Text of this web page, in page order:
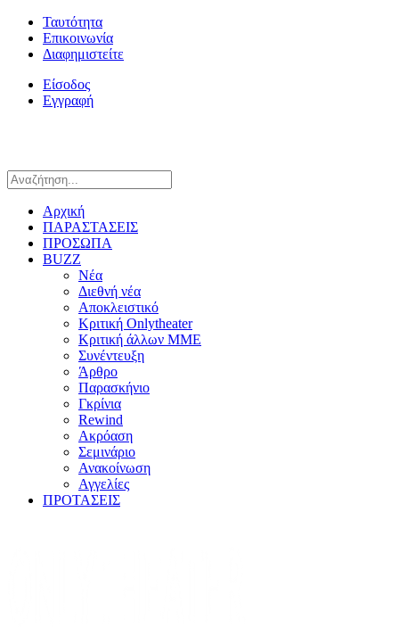
Ταυτότητα
Επικοινωνία
Διαφημιστείτε
Είσοδος
Εγγραφή
Αρχική
ΠΑΡΑΣΤΑΣΕΙΣ
ΠΡΟΣΩΠΑ
BUZZ
Νέα
Διεθνή νέα
Αποκλειστικό
Κριτική Onlytheater
Κριτική άλλων ΜΜΕ
Συνέντευξη
Άρθρο
Παρασκήνιο
Γκρίνια
Rewind
Ακρόαση
Σεμινάριο
Ανακοίνωση
Αγγελίες
ΠΡΟΤΑΣΕΙΣ